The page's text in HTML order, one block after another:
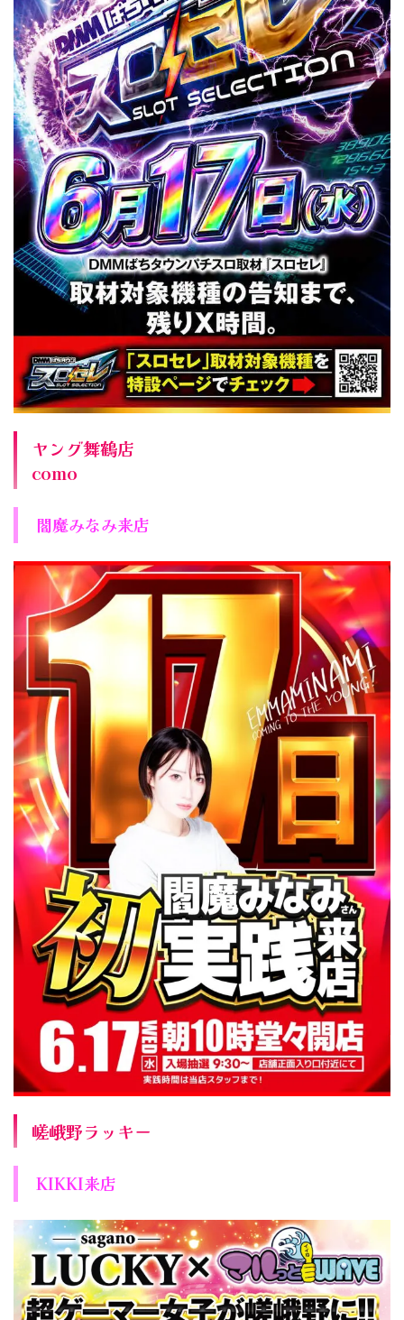
ヤング舞鶴店
como
閻魔みなみ来店
嵯峨野ラッキー
KIKKI来店